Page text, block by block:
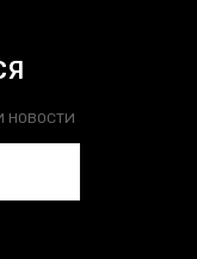
НОВОСТИ